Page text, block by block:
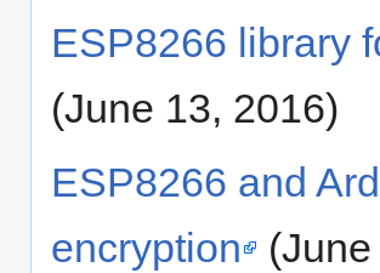
ESP8266 library
(June 13, 2016)
ESP8266 and
encryption